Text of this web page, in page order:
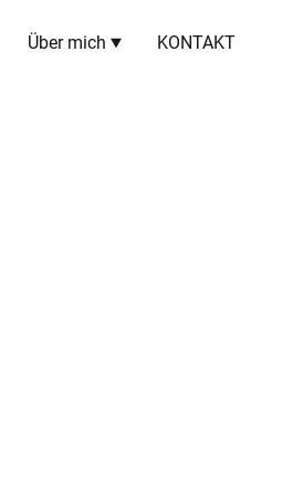
Über mich KONTAKT